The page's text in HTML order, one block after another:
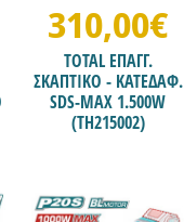
310,00€
TOTAL ΕΠΑΓΓ.
ΣΚΑΠΤΙΚΟ - ΚΑΤΕΔΑΦ.
SDS-ΜΑΧ 1.500W
(TH215002)